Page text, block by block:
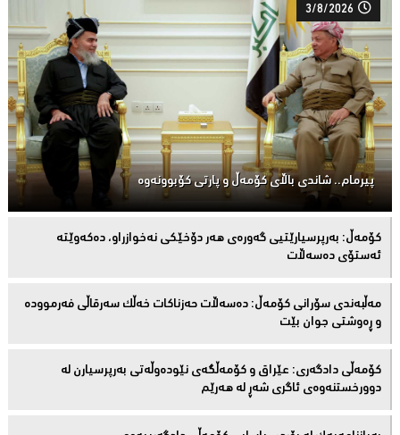
3/8/2026
پیرمام.. شاندی باڵای كۆمه‌ڵ و پارتی كۆبوونه‌وه‌
كۆمەڵ: بەرپرسیارێتیی گەورەی هەر دۆخێکی نەخوازراو، دەكەوێتە
ئەستۆی دەسەڵات
مەڵبەندى سۆرانى کۆمەڵ: دەسەڵات حەزناکات خەڵک سەرقاڵى فەرموودە
و ڕەوشتى جوان بێت
کۆمەڵى دادگەرى: عێراق و كۆمەڵگەی نێودەوڵەتی بەرپرسیارن لە
دوورخستنەوەى ئاگری شەڕ لە هەرێم